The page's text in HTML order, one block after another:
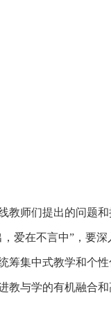
教师们提出的问题
，爱在不言中”，要
筹集中式教学和个
教与学的有机融合